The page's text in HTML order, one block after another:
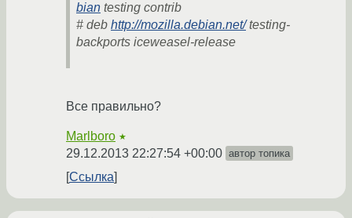
bian testing contrib
# deb http://mozilla.debian.net/testing-
backports iceweasel-release
Все правильно?
Marlboro ★
29.12.2013 22:27:54 +00:00 автор топика
Ссылка